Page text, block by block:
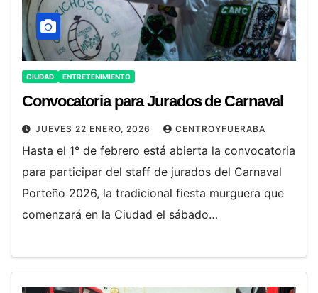
CIUDAD ENTRETENIMIENTO
Convocatoria para Jurados de Carnaval
JUEVES 22 ENERO, 2026 CENTROYFUERABA
Hasta el 1° de febrero está abierta la convocatoria
para participar del staff de jurados del Carnaval
Porteño 2026, la tradicional fiesta murguera que
comenzará en la Ciudad el sábado…